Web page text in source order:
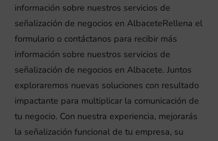
información sobre nuestros servicios de
señalización de negocios en AlbaceteRellena el
formulario o contáctanos para recibir más
información sobre nuestros servicios de
señalización de negocios en Albacete. Juntos
exploraremos nuevas soluciones con resultado
impactante para multiplicar la comunicación de
tu negocio. Con nuestra experiencia, mejorarás
la señalización funcional de tu empresa, su